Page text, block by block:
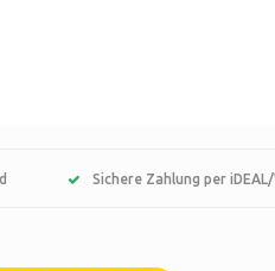
Sichere Zahlung per